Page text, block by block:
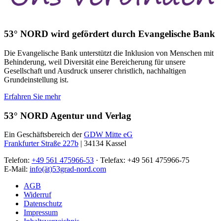
53° NORD wird gefördert durch Evangelische Bank
Die Evangelische Bank unterstützt die Inklusion von Menschen mit
Behinderung, weil Diversität eine Bereicherung für unsere
Gesellschaft und Ausdruck unserer christlich, nachhaltigen
Grundeinstellung ist.
Erfahren Sie mehr
53° NORD Agentur und Verlag
Ein Geschäftsbereich derGDW Mitte eG
Frankfurter Straße 227b | 34134 Kassel
Telefon: +49 561 475966-53 · Telefax: +49 561 475966-75
E-Mail: info(ät)53grad-nord.com
AGB
Widerruf
Datenschutz
Impressum